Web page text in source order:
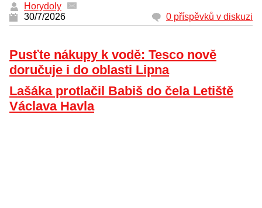
Horydoly
30/7/2026
0 příspěvků v diskuzi
Pusťte nákupy k vodě: Tesco nově
doručuje i do oblasti Lipna
Lašáka protlačil Babiš do čela Letiště
Václava Havla